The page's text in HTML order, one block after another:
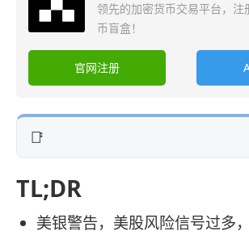
领先的加密货币交易平台，注
币盲盒！
官网注册
TL;DR
美银警告，美股风险信号过多